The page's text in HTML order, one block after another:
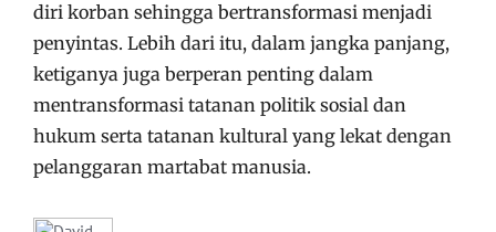
diri korban sehingga bertransformasi menjadi
penyintas. Lebih dari itu, dalam jangka panjang,
ketiganya juga berperan penting dalam
mentransformasi tatanan politik sosial dan
hukum serta tatanan kultural yang lekat dengan
pelanggaran martabat manusia.